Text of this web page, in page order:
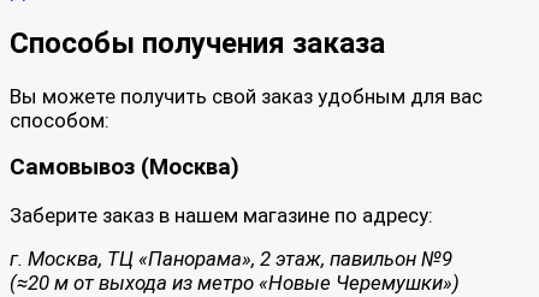
Способы получения заказа
Вы можете получить свой заказ удобным для вас
способом:
Самовывоз (Москва)
Заберите заказ в нашем магазине по адресу:
г. Москва, ТЦ «Панорама», 2 этаж, павильон №9
(≈20 м от выхода из метро «Новые Черемушки»)